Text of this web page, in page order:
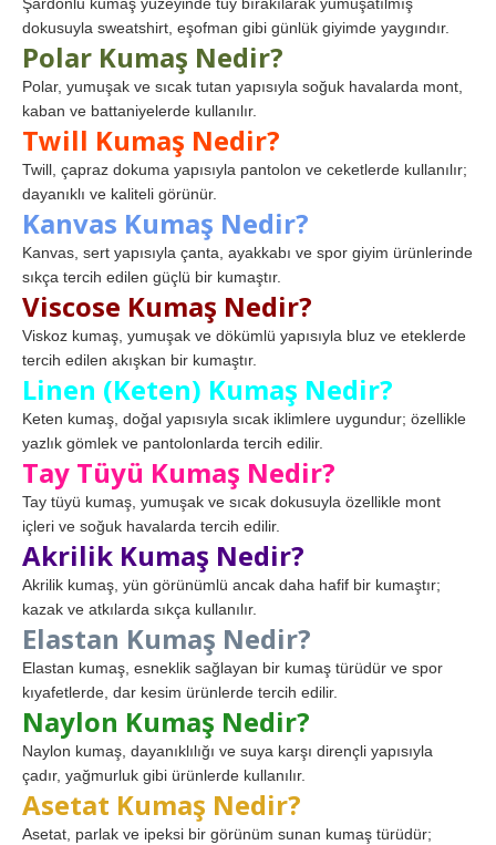
Şardonlu kumaş yüzeyinde tüy bırakılarak yumuşatılmış
dokusuyla sweatshirt, eşofman gibi günlük giyimde yaygındır.
Polar Kumaş Nedir?
Polar, yumuşak ve sıcak tutan yapısıyla soğuk havalarda mont,
kaban ve battaniyelerde kullanılır.
Twill Kumaş Nedir?
Twill, çapraz dokuma yapısıyla pantolon ve ceketlerde kullanılır;
dayanıklı ve kaliteli görünür.
Kanvas Kumaş Nedir?
Kanvas, sert yapısıyla çanta, ayakkabı ve spor giyim ürünlerinde
sıkça tercih edilen güçlü bir kumaştır.
Viscose Kumaş Nedir?
Viskoz kumaş, yumuşak ve dökümlü yapısıyla bluz ve eteklerde
tercih edilen akışkan bir kumaştır.
Linen (Keten) Kumaş Nedir?
Keten kumaş, doğal yapısıyla sıcak iklimlere uygundur; özellikle
yazlık gömlek ve pantolonlarda tercih edilir.
Tay Tüyü Kumaş Nedir?
Tay tüyü kumaş, yumuşak ve sıcak dokusuyla özellikle mont
içleri ve soğuk havalarda tercih edilir.
Akrilik Kumaş Nedir?
Akrilik kumaş, yün görünümlü ancak daha hafif bir kumaştır;
kazak ve atkılarda sıkça kullanılır.
Elastan Kumaş Nedir?
Elastan kumaş, esneklik sağlayan bir kumaş türüdür ve spor
kıyafetlerde, dar kesim ürünlerde tercih edilir.
Naylon Kumaş Nedir?
Naylon kumaş, dayanıklılığı ve suya karşı dirençli yapısıyla
çadır, yağmurluk gibi ürünlerde kullanılır.
Asetat Kumaş Nedir?
Asetat, parlak ve ipeksi bir görünüm sunan kumaş türüdür;